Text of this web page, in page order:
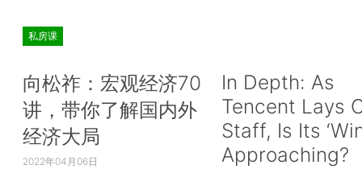
私房课
向松祚：宏观经济70
讲，带你了解国内外
经济大局
2022年04月06日
In Depth: As
Tencent Lays
Staff, Is Its
Approaching?